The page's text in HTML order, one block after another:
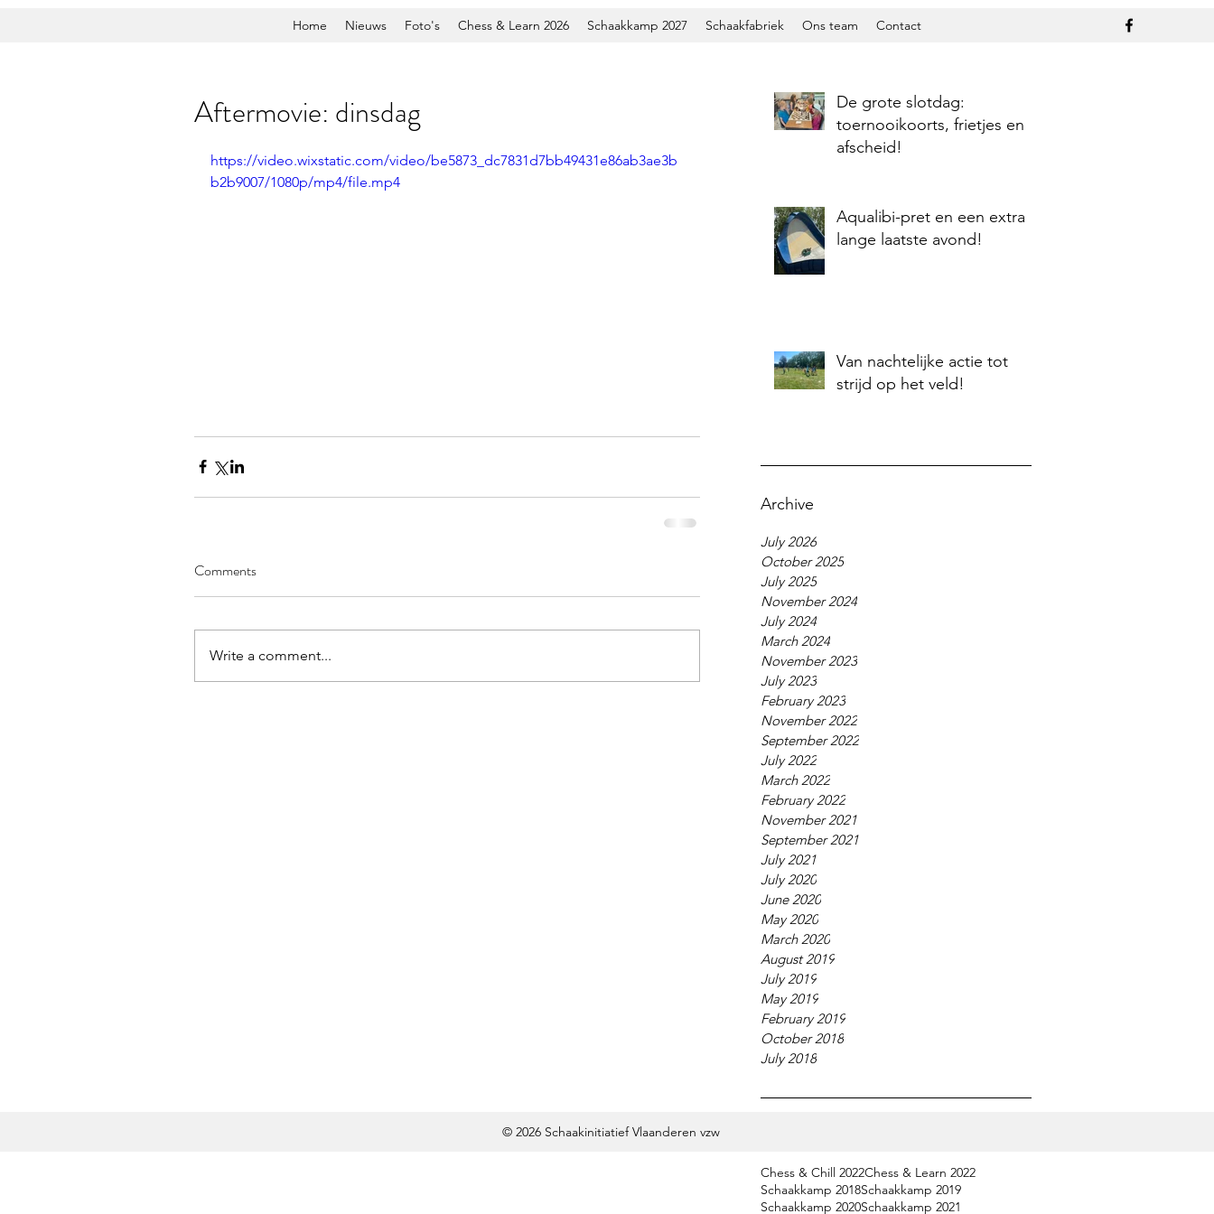
Home Nieuws Foto's Chess & Learn 2026 Schaakkamp 2027 Schaakfabriek Ons team Contact
De grote slotdag:
toernooikoorts, frietjes en
afscheid!
Aqualibi-pret en een extra
lange laatste avond!
Van nachtelijke actie tot
strijd op het veld!
Archive
July 2026
October 2025
July 2025
November 2024
July 2024
March 2024
November 2023
July 2023
February 2023
November 2022
September 2022
July 2022
March 2022
February 2022
November 2021
September 2021
July 2021
July 2020
June 2020
May 2020
March 2020
August 2019
July 2019
May 2019
February 2019
October 2018
July 2018
Chess & Chill 2022Chess & Learn 2022
Schaakkamp 2018Schaakkamp 2019
Schaakkamp 2020Schaakkamp 2021
Aftermovie: dinsdag
https://video.wixstatic.com/video/be5873_dc7831d7bb49431e86ab3ae3b
b2b9007/1080p/mp4/file.mp4
Comments
Write a comment...
© 2026Schaakinitiatief Vlaanderen vzw